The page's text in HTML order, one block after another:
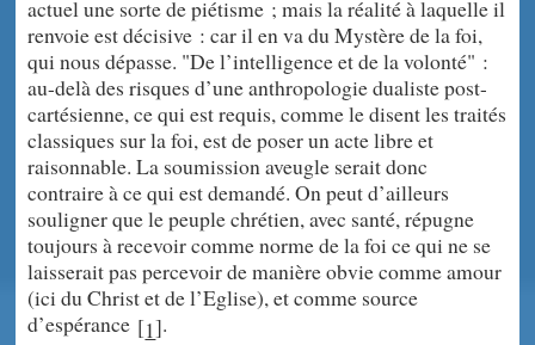
actuel une sorte de piétisme ; mais la réalité à laquelle il
renvoie est décisive : car il en va du Mystère de la foi,
qui nous dépasse. "De l’intelligence et de la volonté" :
au-delà des risques d’une anthropologie dualiste post-
cartésienne, ce qui est requis, comme le disent les traités
classiques sur la foi, est de poser un acte libre et
raisonnable. La soumission aveugle serait donc
contraire à ce qui est demandé. On peut d’ailleurs
souligner que le peuple chrétien, avec santé, répugne
toujours à recevoir comme norme de la foi ce qui ne se
laisserait pas percevoir de manière obvie comme amour
(ici du Christ et de l’Eglise), et comme source
d’espérance [1].